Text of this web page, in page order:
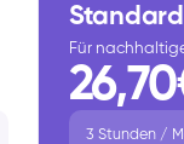
Standard
Für
3 Stunden /